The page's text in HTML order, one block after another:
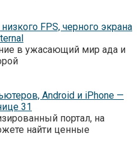
FPS, черного экрана
в ужасающий мир ада и
Android и iPhone —
31
портал, на
найти ценные